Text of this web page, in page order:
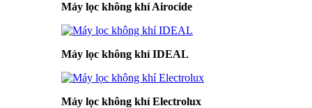
Máy lọc không khí Airocide
Máy lọc không khí IDEAL
Máy lọc không khí Electrolux